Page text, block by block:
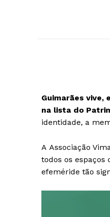
Guimarães vive,
na lista do
identidade, a
A Associação
todos os
efeméride tão